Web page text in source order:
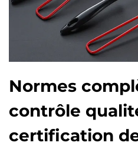
Normes
contrôle
certification